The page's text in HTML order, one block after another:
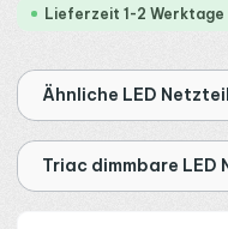
Lieferzeit 1-2 Werktage
Ähnliche LED
Triac dimmbare LED